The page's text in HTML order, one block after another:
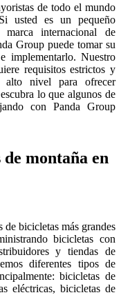
de todo el mundo
usted es un pequeño
internacional de
Group puede tomar su
implementarlo. Nuestro
requisitos estrictos y
alto nivel para ofrecer
lo que algunos de
con Panda Group
montaña en
bicicletas más grandes
bicicletas con
y tiendas de
diferentes tipos de
bicicletas de
eléctricas, bicicletas de